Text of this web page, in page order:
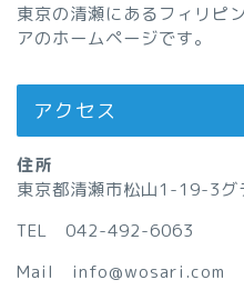
東京の清瀬にあるフィリピ
アのホームページです。
アクセス
住所
東京都清瀬市松山1-19-3グ
TEL 042-492-6063
Mail info@wosari.com